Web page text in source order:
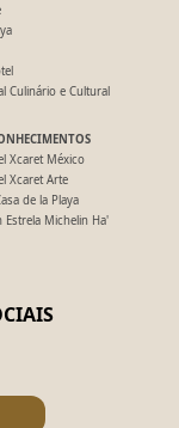
Culinário e Cultural
Xcaret México
Xcaret Arte
de la Playa
Estrela Michelin Ha'